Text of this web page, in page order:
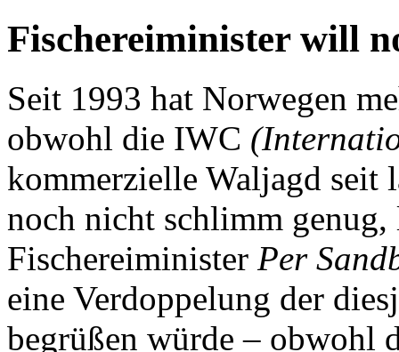
Fischereiminister will
Seit 1993 hat Norwegen
obwohl die IWC
kommerzielle Waljagd seit
noch nicht schlimm
Fischereiminister Per
eine Verdoppelung der
begrüßen würde – obwohl